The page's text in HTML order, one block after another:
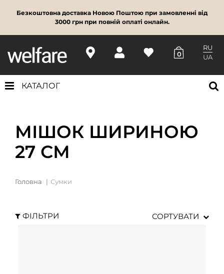
Безкоштовна доставка Новою Поштою при замовленні від
3000 грн при повній оплаті онлайн.
0
RU
UA
КАТАЛОГ
МІШОК ШИРИНОЮ
27 СМ
Головна Сумки
ФІЛЬТРИ СОРТУВАТИ